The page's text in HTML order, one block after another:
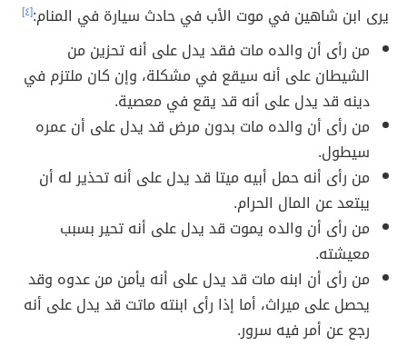
يرى ابن شاهين في موت الأب في حادث سيارة في المنام:[٤]
من رأى أن والده مات فقد يدل على أنه تحزين من
الشيطان على أنه سيقع في مشكلة، وإن كان ملتزم في
دينه قد يدل على أنه قد يقع في معصية.
من رأى أن والده مات بدون مرض قد يدل على أن عمره
سيطول.
من رأى أنه حمل أبيه ميتا قد يدل على أنه تحذير له أن
يبتعد عن المال الحرام.
من رأى أن والده يموت قد يدل على أنه تحير بسبب
معيشته.
من رأى أن ابنه مات قد يدل على أنه يأمن من عدوه وقد
يحصل على ميراث، أما إذا رأى ابنته ماتت قد يدل على أنه
رجع عن أمر فيه سرور.